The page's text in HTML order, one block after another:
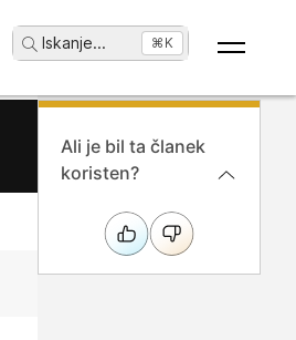
Iskanje... ⌘K
Ali je bil ta članek
koristen?